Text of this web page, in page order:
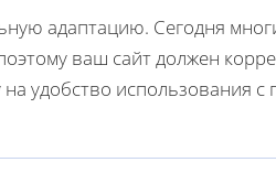
адаптацию. Сегодня
ваш сайт должен
на удобство